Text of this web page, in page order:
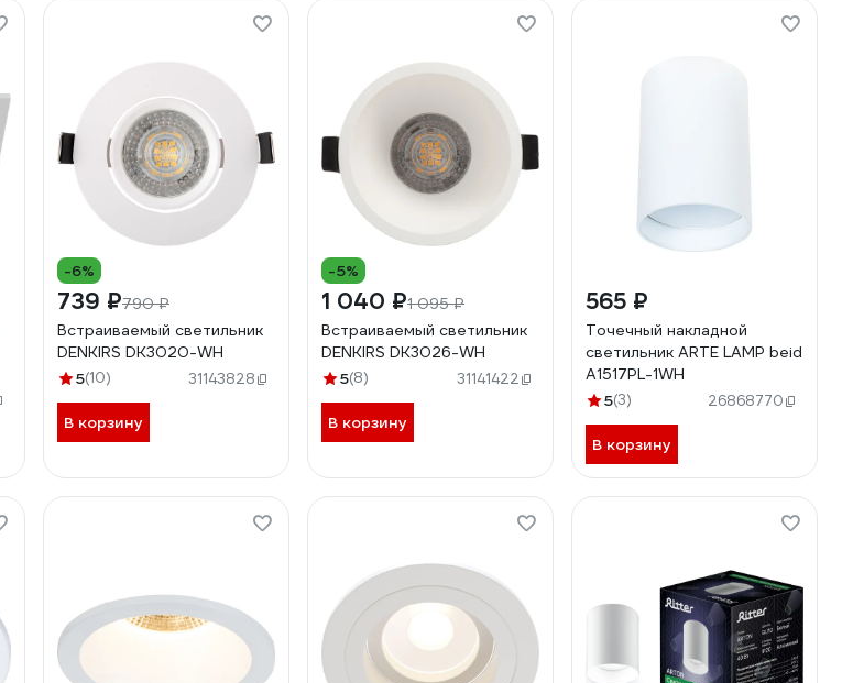
-6%
739 ₽790 ₽
Встраиваемый светильник
DENKIRS DK3020-WH
5(10) 31143828
В корзину
-5%
1 040 ₽1 095 ₽
Встраиваемый светильник
DENKIRS DK3026-WH
5(8) 31141422
В корзину
565 ₽
Точечный накладной
светильник ARTE LAMP beid
A1517PL-1WH
5(3) 26868770
В корзину